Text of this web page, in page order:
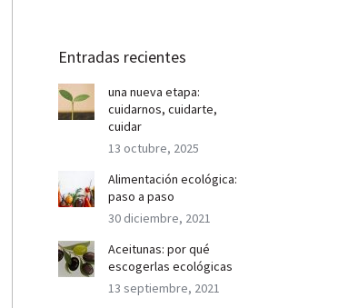
Entradas recientes
una nueva etapa:
cuidarnos, cuidarte,
cuidar
13 octubre, 2025
Alimentación ecológica:
paso a paso
30 diciembre, 2021
Aceitunas: por qué
escogerlas ecológicas
13 septiembre, 2021